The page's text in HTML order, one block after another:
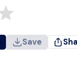
Save